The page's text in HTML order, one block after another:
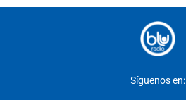
Síguenos en: